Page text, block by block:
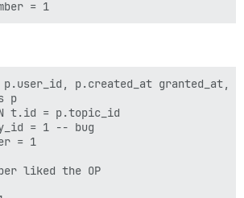
p.user_id, p.created_at granted_at,
p
t.id = p.topic_id
= 1 -- bug
= 1
liked the OP